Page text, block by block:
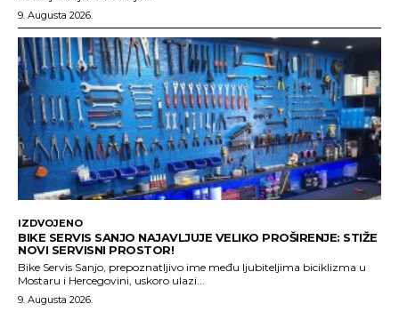
9. Augusta 2026.
IZDVOJENO
BIKE SERVIS SANJO NAJAVLJUJE VELIKO PROŠIRENJE: STIŽE
NOVI SERVISNI PROSTOR!
Bike Servis Sanjo, prepoznatljivo ime među ljubiteljima biciklizma u
Mostaru i Hercegovini, uskoro ulazi...
9. Augusta 2026.